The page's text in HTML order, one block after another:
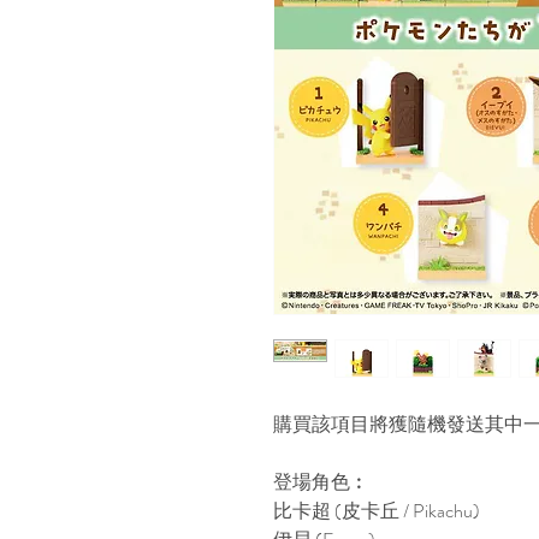
購買該項目將獲隨機發送其中
登場角色︰
比卡超 (皮卡丘 / Pikachu)